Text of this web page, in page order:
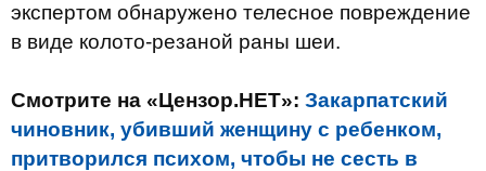
экспертом обнаружено телесное повреждение
в виде колото-резаной раны шеи.
Смотрите на «Цензор.НЕТ»: Закарпатский
чиновник, убивший женщину с ребенком,
притворился психом, чтобы не сесть в